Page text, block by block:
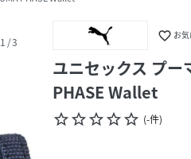
1 /3 favorite_border お
ユニセックス プー
PHASE Wallet
star_borderstar_borderstar_borderstar_borderstar_border (-件)